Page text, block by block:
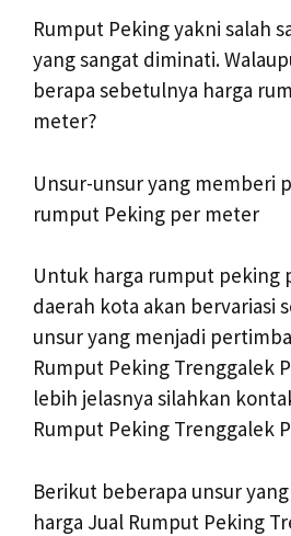
Rumput Peking yakni salah
yang sangat diminati.
berapa sebetulnya harga
meter?
Unsur-unsur yang memberi
rumput Peking per meter
Untuk harga rumput peking
daerah kota akan bervariasi
unsur yang menjadi
Rumput Peking Trenggalek
lebih jelasnya silahkan
Rumput Peking Trenggalek
Berikut beberapa unsur
harga Jual Rumput Peking